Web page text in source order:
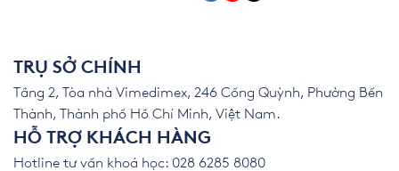
TRỤ SỞ CHÍNH
Tầng 2, Tòa nhà Vimedimex, 246 Cống Quỳnh, Phường Bến
Thành, Thành phố Hồ Chí Minh, Việt Nam.
HỖ TRỢ KHÁCH HÀNG
Hotline tư vấn khoá học: 028 6285 8080